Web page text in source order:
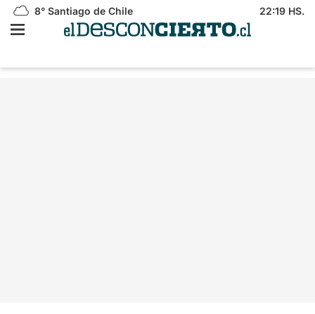
8° Santiago de Chile 22:19 HS.